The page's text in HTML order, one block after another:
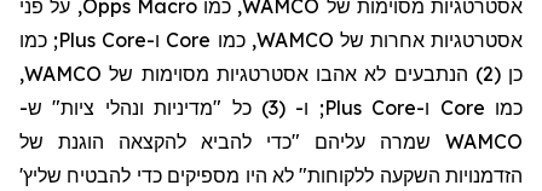
אסטרטגיות מסוימות של WAMCO, כמו Macro
Opps, על פני
אסטרטגיות אחרות של WAMCO, כמו
Core ו-Core
Plus
; כמו
כן (2)
הנתבעים לא אהבו אסטרטגיות מסוימות של WAMCO,
כמו Core ו-Core
Plus
; ו-
(3) כל "מדיניות ונהלי ציות" ש-
WAMCO שמרה עליהם "כדי להביא להקצאה הוגנת של
הזדמנויות השקעה ללקוחות" לא היו מספיקים כדי להבטיח שליץ'